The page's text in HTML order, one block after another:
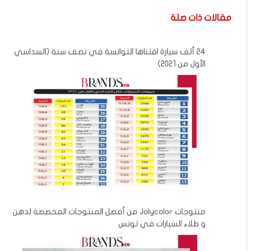
مقالات ذات صلة
24 ألف سيارة اقتناها التوانسة في نصف سنة (السداسي
الأول من 2021)
منتوجات Jolycolor من أفضل المنتوجات المخصصة لدهن
و طلاء السيارات في تونس